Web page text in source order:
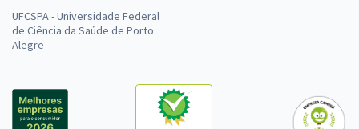
UFCSPA - Universidade Federal
de Ciência da Saúde de Porto
Alegre